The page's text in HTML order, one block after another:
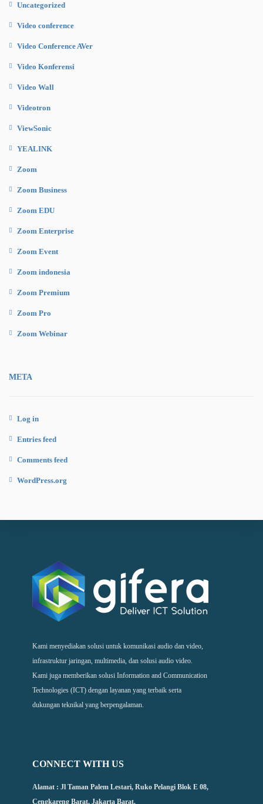
Uncategorized
Video conference
Video Conference AVer
Video Konferensi
Video Wall
Videotron
ViewSonic
YEALINK
Zoom
Zoom Business
Zoom EDU
Zoom Enterprise
Zoom Event
Zoom indonesia
Zoom Premium
Zoom Pro
Zoom Webinar
META
Log in
Entries feed
Comments feed
WordPress.org
Kami menyediakan solusi untuk komunikasi audio dan video,
infrastruktur jaringan, multimedia, dan solusi audio video.
Kami juga memberikan solusi Information and Communication
Technologies (ICT) dengan layanan yang terbaik serta
dukungan teknikal yang berpengalaman.
CONNECT WITH US
Alamat : Jl Taman Palem Lestari, Ruko Pelangi Blok E 08,
Cengkareng Barat, Jakarta Barat.